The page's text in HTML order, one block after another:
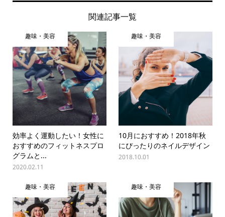
関連記事一覧
趣味・美容
効率よく運動したい！女性に
おすすめのフィットネスプロ
グラムと...
2020.02.11
趣味・美容
10月におすすめ！2018年秋
にぴったりのネイルデザイン
2018.10.01
趣味・美容 趣味・美容